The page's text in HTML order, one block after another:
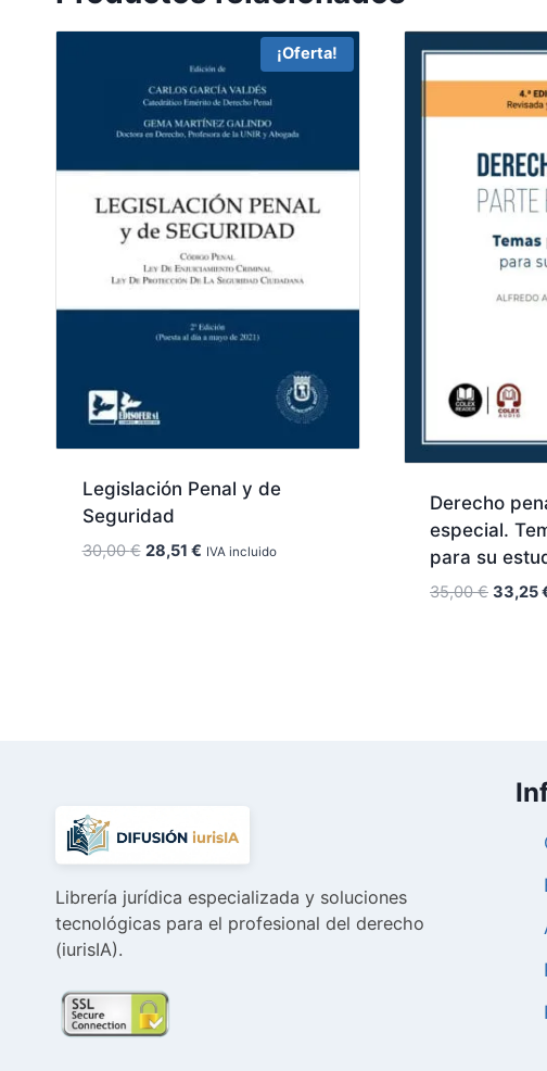
¡Oferta!
Legislación Penal y de
Seguridad
30,00€ El
28,51 €ElIVA incluido
Derecho
especial.
para su
35,00€ El
33,25
Librería jurídica especializada y soluciones
tecnológicas para el profesional del derecho
(iurisIA).